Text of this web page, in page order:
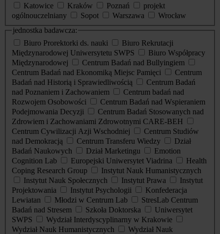
Katowice
Kraków Poznań
projekt
ogólnouczelniany
Sopot Warszawa
Wrocław
jednostka badawcza:
Biuro Prorektorki ds. nauki
Biuro Rekrutacji
Międzynarodowej Uniwersytetu SWPS
Biuro Współpracy
Międzynarodowej
Centrum Badań nad Bullyingiem
Centrum Badań nad Ekonomiką Miejsc Pamięci
Centrum
Badań nad Historią i Sprawiedliwością
Centrum Badań
nad Poznaniem i Zachowaniem
Centrum badań nad
Rozwojem Osobowości
Centrum Badań nad Wspieraniem
Podejmowania Decyzji
Centrum Badań Stosowanych nad
Zdrowiem i Zachowaniami Zdrowotnymi CARE-BEH
Centrum Cywilizacji Azji Wschodniej
Centrum Studiów
nad Demokracją
Centrum Transferu Wiedzy
Dział
Badań Naukowych
Dział Marketingu
Emotion
Cognition Lab
Europejski Uniwersytet Viadrina
Health
Coping Research Group
Instytut Nauk Humanistycznych
Instytut Nauk Społecznych
Instytut Prawa
Instytut
Projektowania
Instytut Psychologii
Konfederacja
Lewiatan
Młodzi w Centrum Lab
StresLab Centrum
Badań nad Stresem
Szkoła Doktorska
Uniwersytet
SWPS
Wydział Interdyscyplinarny w Krakowie
Wydział Nauk Humanistycznych
Wydział Nauk